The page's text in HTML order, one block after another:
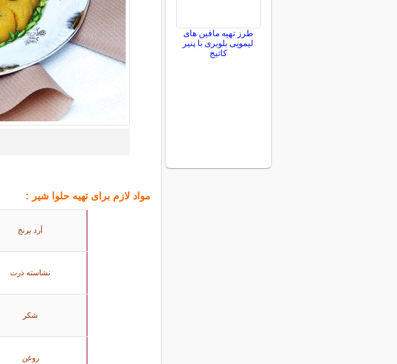
مواد لازم برای تهیه حلوا شیر :
آرد برنج
نشاسته ذرت
شکر
روغن
طرز تهیه مافین های
لیمویی بلوبری با پنیر
کاتیج